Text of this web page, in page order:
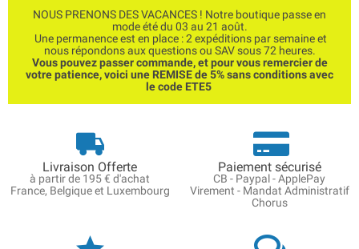
NOUS PRENONS DES VACANCES ! Notre boutique passe en
mode été du 03 au 21 août.
Une permanence est en place : 2 expéditions par semaine et
nous répondons aux questions ou SAV sous 72 heures.
Vous pouvez passer commande, et pour vous remercier de
votre patience, voici une REMISE de 5% sans conditions avec
le code ETE5
Livraison Offerte
à partir de 195 € d'achat
France, Belgique et Luxembourg
Paiement sécurisé
CB - Paypal - ApplePay
Virement - Mandat Administratif
Chorus